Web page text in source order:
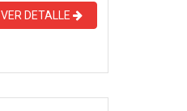
VER DETALLE